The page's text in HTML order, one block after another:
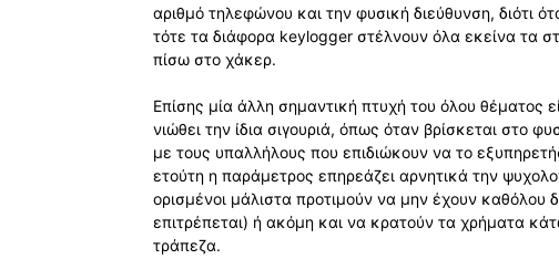
αριθμό τηλεφώνου και την φυσική διεύθυνση, διότι
τότε τα διάφορα keylogger στέλνουν όλα εκείνα τα
πίσω στο χάκερ.
Επίσης μία άλλη σημαντική πτυχή του όλου θέματος
νιώθει την ίδια σιγουριά, όπως όταν βρίσκεται στο
με τους υπαλλήλους που επιδιώκουν να το
ετούτη η παράμετρος επηρεάζει αρνητικά την
ορισμένοι μάλιστα προτιμούν να μην έχουν
επιτρέπεται) ή ακόμη και να κρατούν τα χρήματα
τράπεζα.